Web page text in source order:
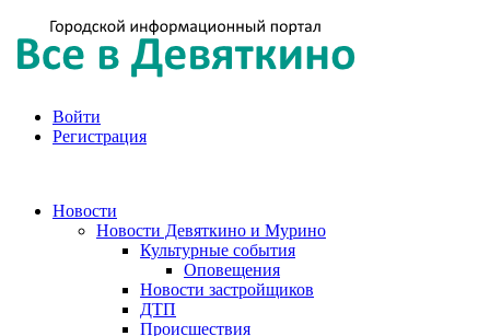
Войти
Регистрация
Новости
Новости Девяткино и Мурино
Культурные события
Оповещения
Новости застройщиков
ДТП
Происшествия